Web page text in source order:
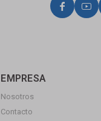
EMPRESA
Nosotros
Contacto
 